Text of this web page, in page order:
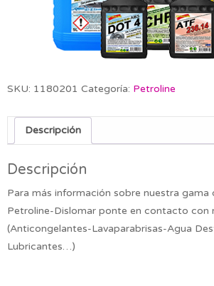
SKU: 1180201 Categoría: Petroline
Descripción
Descripción
Para más información sobre nuestra
Petroline-Dislomar ponte en contacto con
(Anticongelantes-Lavaparabrisas-Agua
Lubricantes…)